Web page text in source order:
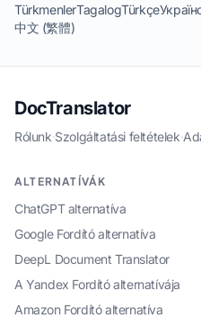
TürkmenlerTagalogTürkçe
中文 (繁體)
DocTranslator
Rólunk·Szolgáltatási feltételek·
ALTERNATÍVÁK
ChatGPT alternatíva
Google Fordító alternatíva
DeepL Document Translator
A Yandex Fordító alternatívája
Amazon Fordító alternatíva